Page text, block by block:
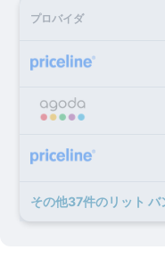
プロバイダ
その他37​件のリット